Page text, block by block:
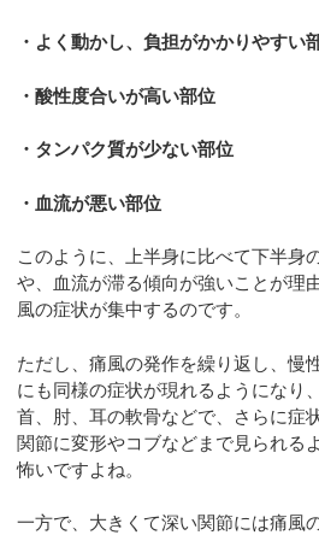
・よく動かし、負担がかかりやすい
・酸性度合いが高い部位
・タンパク質が少ない部位
・血流が悪い部位
このように、上半身に比べて下半身
や、血流が滞る傾向が強いことが理
風の症状が集中するのです。
ただし、痛風の発作を繰り返し、慢
にも同様の症状が現れるようになり
首、肘、耳の軟骨などで、さらに症
関節に変形やコブなどまで見られる
怖いですよね。
一方で、大きくて深い関節には痛風